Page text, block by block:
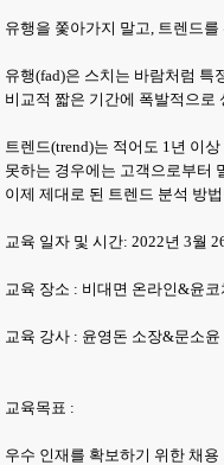
유행을 쫓아가지 말고, 트렌드
유행(fad)은 스치는 바람처럼
비교적 짧은 기간에 폭발적으로
트렌드(trend)는 적어도 1년 이
못하는 경우에는 고객으로부터
이제 제대로 된 트렌드 분석 방
교육 일자 및 시간: 2022년 3월
교육 장소 : 비대면 온라인&윤
교육 강사 : 윤영돈 소장&문소윤
교육목표 :
우수 인재를 확보하기 위한 채